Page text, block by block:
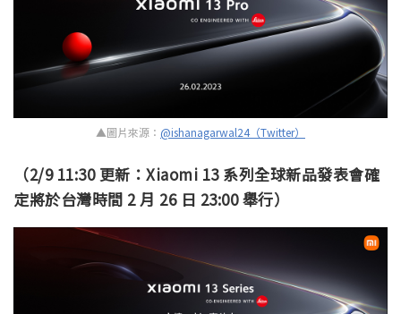
▲圖片來源： @ishanagarwal24（Twitter）
（2/9 11:30 更新：Xiaomi 13 系列全球新品發表會確
定將於台灣時間 2 月 26 日 23:00 舉行）